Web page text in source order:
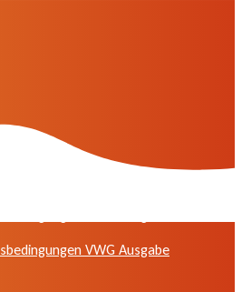
der VWG in der
VWG Ausgabe